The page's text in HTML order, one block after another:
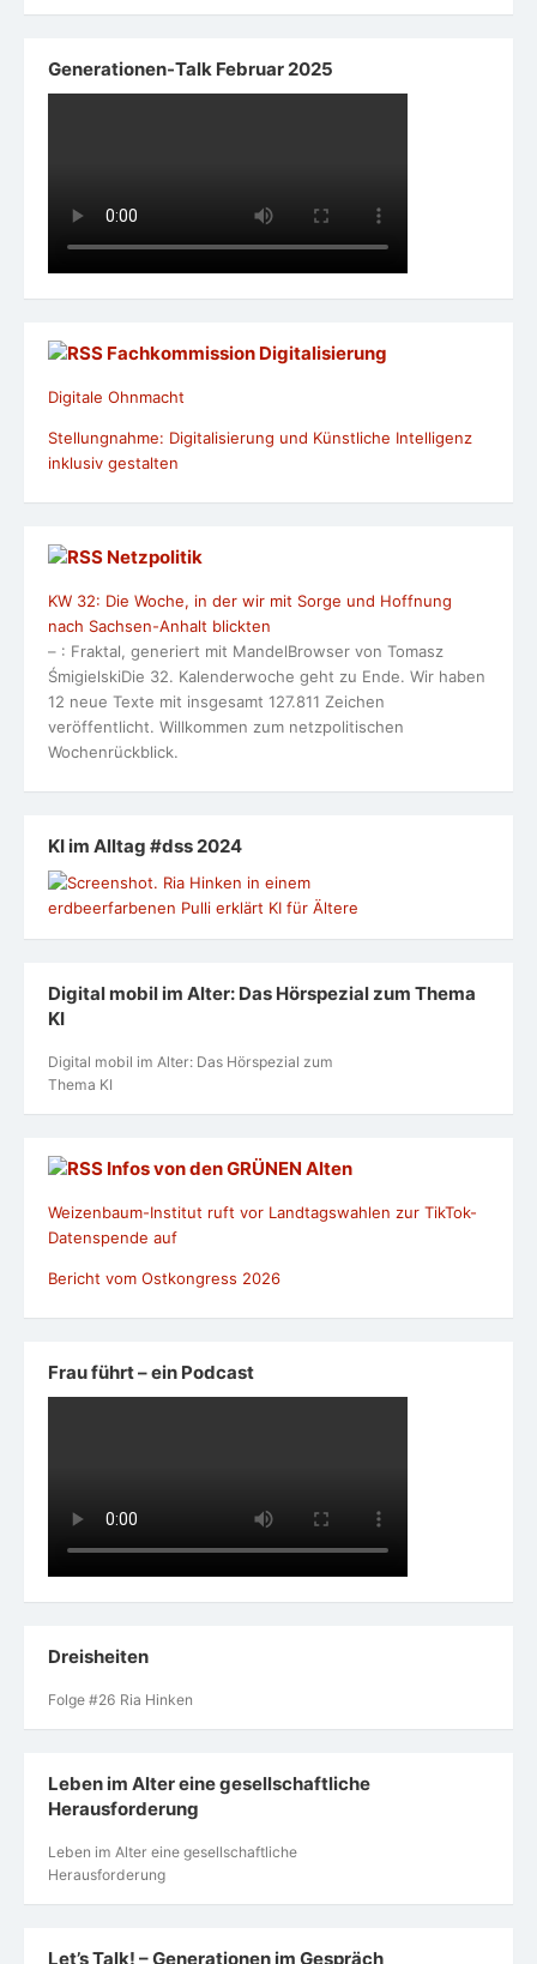
Generationen-Talk Februar 2025
Fachkommission Digitalisierung
Digitale Ohnmacht
Stellungnahme: Digitalisierung und Künstliche Intelligenz
inklusiv gestalten
Netzpolitik
KW 32: Die Woche, in der wir mit Sorge und Hoffnung
nach Sachsen-Anhalt blickten
– : Fraktal, generiert mit MandelBrowser von Tomasz
ŚmigielskiDie 32. Kalenderwoche geht zu Ende. Wir haben
12 neue Texte mit insgesamt 127.811 Zeichen
veröffentlicht. Willkommen zum netzpolitischen
Wochenrückblick.
KI im Alltag #dss 2024
Digital mobil im Alter: Das Hörspezial zum Thema
KI
Digital mobil im Alter: Das Hörspezial zum
Thema KI
Infos von den GRÜNEN Alten
Weizenbaum-Institut ruft vor Landtagswahlen zur TikTok-
Datenspende auf
Bericht vom Ostkongress 2026
Frau führt – ein Podcast
Dreisheiten
Folge #26 Ria Hinken
Leben im Alter eine gesellschaftliche
Herausforderung
Leben im Alter eine gesellschaftliche
Herausforderung
Let’s Talk! – Generationen im Gespräch